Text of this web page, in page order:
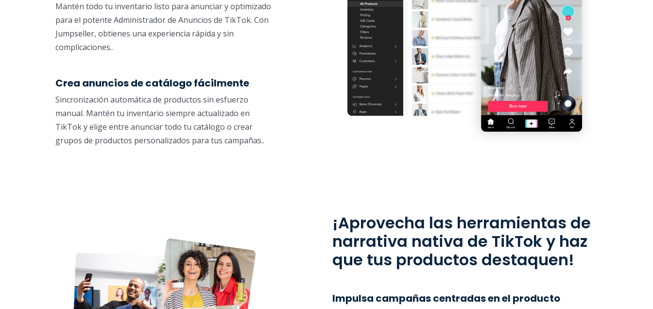
Mantén todo tu inventario listo para anunciar y optimizado
para el potente Administrador de Anuncios de TikTok. Con
Jumpseller, obtienes una experiencia rápida y sin
complicaciones..
Crea anuncios de catálogo fácilmente
Sincronización automática de productos sin esfuerzo
manual. Mantén tu inventario siempre actualizado en
TikTok y elige entre anunciar todo tu catálogo o crear
grupos de productos personalizados para tus campañas..
¡Aprovecha las herramientas de
narrativa nativa de TikTok y haz
que tus productos destaquen!
Impulsa campañas centradas en el producto